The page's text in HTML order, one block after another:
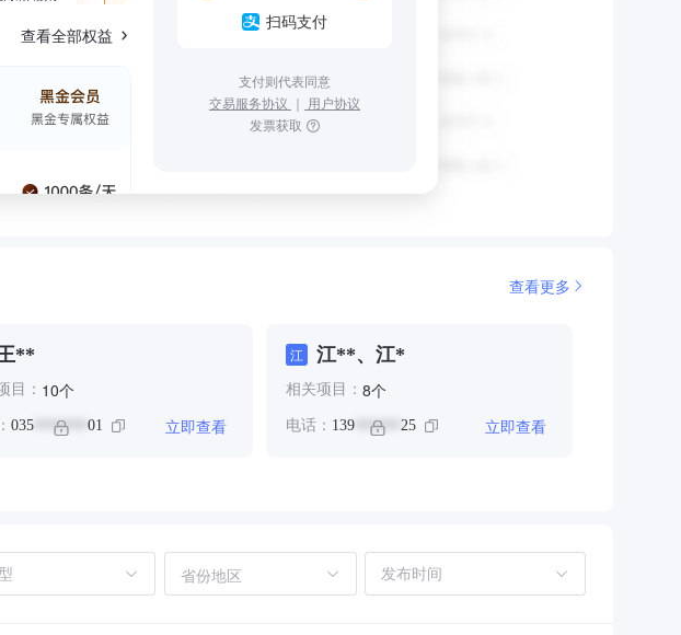
查看全部权益
扫码支付
支付则代表同意
交易服务协议 ｜ 用户协议
发票获取
查看更多
**
目： 10个
035 ******* 01 立即查看
江 江**、江*
相关项目： 8个
电话： 139****** 25 立即查看
省份地区